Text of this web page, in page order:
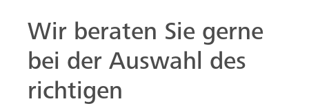
Wir beraten Sie gerne
bei der Auswahl des
richtigen